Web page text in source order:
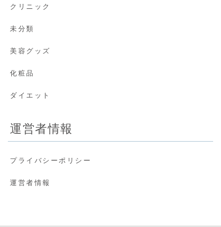
クリニック
未分類
美容グッズ
化粧品
ダイエット
運営者情報
プライバシーポリシー
運営者情報